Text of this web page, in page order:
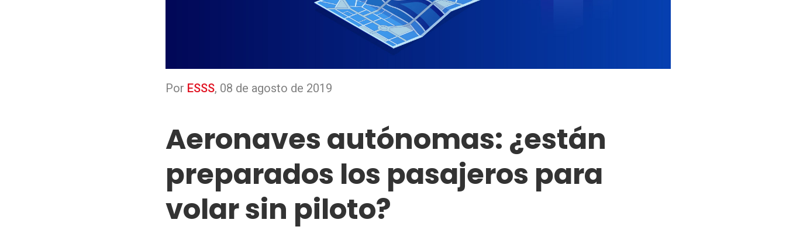
Por ESSS, 08 de agosto de 2019
Aeronaves autónomas: ¿están
preparados los pasajeros para
volar sin piloto?